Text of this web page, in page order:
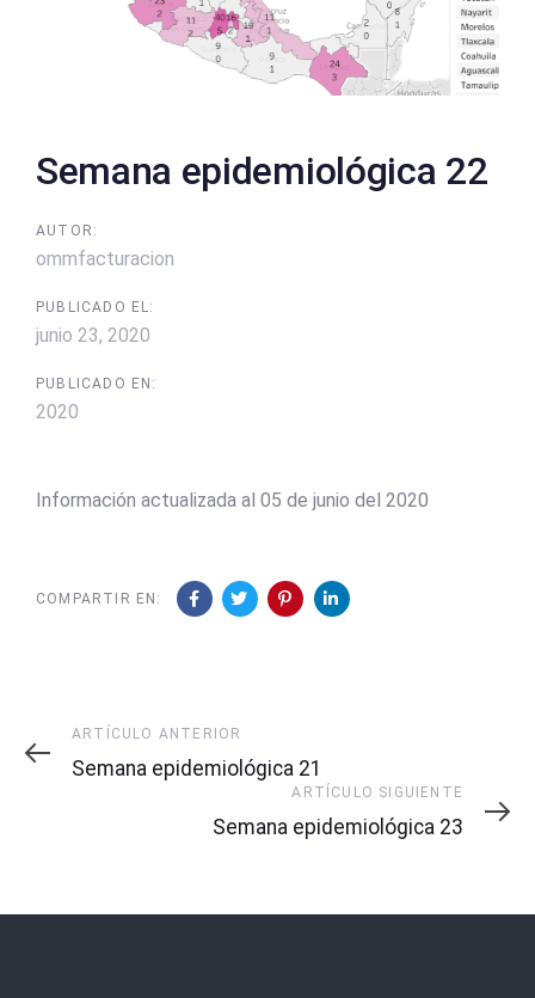
Semana epidemiológica 22
AUTOR:
ommfacturacion
PUBLICADO EL:
junio 23, 2020
PUBLICADO EN:
2020
Información actualizada al 05 de junio del 2020
COMPARTIR EN:
Artículo
Anterior
ARTÍCULO ANTERIOR
Semana epidemiológica 21
Siguiente
ARTÍCULO SIGUIENTE
Semana epidemiológica 23